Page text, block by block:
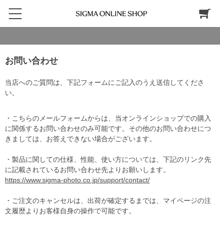
お問い合わせ
当店へのご質問は、下記フォームにご記入のうえ送信してくださ
い。
・こちらのメールフォームからは、当オンラインショップでの購入
に関係するお問い合わせのみ可能です。その他のお問い合わせにつ
きましては、お答えできない場合がございます。
・製品に関しての仕様、性能、使い方については、下記のリンク先
に記載されているお問い合わせ先よりお願いします。
https://www.sigma-photo.co.jp/support/contact/
・ご注文のキャンセルは、出荷が確定するまでは、マイページの注
文履歴よりお客様自身の操作で可能です。